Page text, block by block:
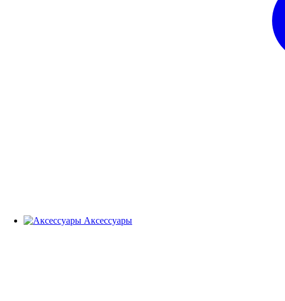
Аксессуары